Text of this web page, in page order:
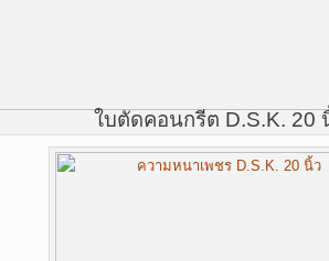
ใบตัดคอนกรีต D.S.K. 20